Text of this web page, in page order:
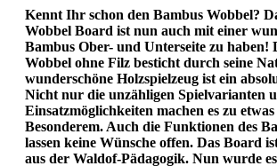
Kennt Ihr schon den Bambus Wobbel?
Wobbel Board ist nun auch mit einer
Bambus Ober- und Unterseite zu haben!
Wobbel ohne Filz besticht durch seine
wunderschöne Holzspielzeug ist ein
Nicht nur die unzähligen Spielvarianten
Einsatzmöglichkeiten machen es zu etwas
Besonderem. Auch die Funktionen des
lassen keine Wünsche offen. Das Board
aus der Waldof-Pädagogik. Nun wurde